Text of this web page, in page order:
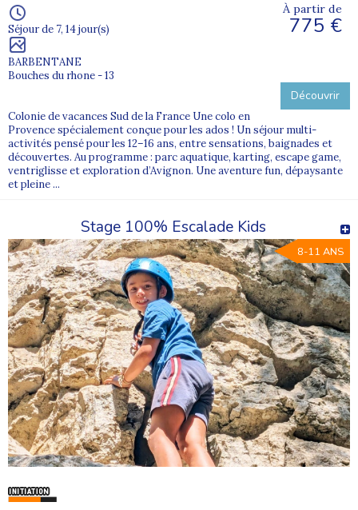
Séjour de 7, 14 jour(s)
BARBENTANE
Bouches du rhone - 13
À partir de
775 €
Découvrir
Colonie de vacances Sud de la France Une colo en
Provence spécialement conçue pour les ados ! Un séjour multi-
activités pensé pour les 12–16 ans, entre sensations, baignades et
découvertes. Au programme : parc aquatique, karting, escape game,
ventriglisse et exploration d’Avignon. Une aventure fun, dépaysante
et pleine ...
Stage 100% Escalade Kids
8-11 ANS